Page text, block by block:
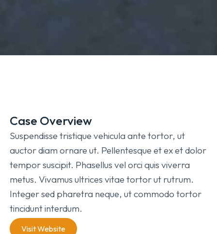
Case Overview
Suspendisse tristique vehicula ante tortor, ut
auctor diam ornare ut. Pellentesque et ex et dolor
tempor suscipit. Phasellus vel orci quis viverra
metus. Vivamus ultrices vitae tortor ut rutrum.
Integer sed pharetra neque, ut commodo tortor
tincidunt interdum.
Visit Website